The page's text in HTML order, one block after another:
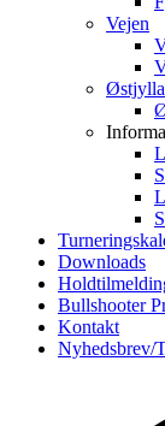
Vejen
Downloads
Bullshooter
Kontakt
Nyhedsbrev/